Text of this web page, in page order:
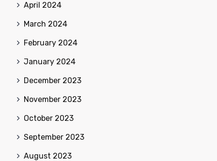
April 2024
March 2024
February 2024
January 2024
December 2023
November 2023
October 2023
September 2023
August 2023